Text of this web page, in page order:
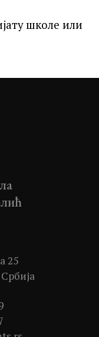
школе или
25